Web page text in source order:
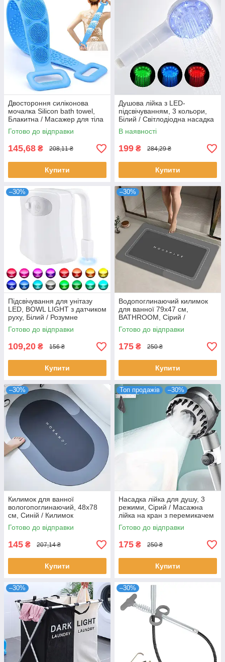
Двостороння силіконова
мочалка Silicon bath towel,
Блакитна / Масажер для тіла
/ Мочалка з ручками
Готово до відправки
145,68 ₴ 208,11 ₴
Купити
Душова лійка з LED-
підсвічуванням, 3 кольори,
Білий / Світлодіодна насадка
для душу / Душова лійка /
Насадка для душу
В наявності
199 ₴ 284,29 ₴
Купити
–30%
Підсвічування для унітазу
LED, BOWL LIGHT з датчиком
руху, Білий / Розумне
різнокольорове підсвічування
для унітазу
Готово до відправки
109,20 ₴ 156 ₴
Купити
–30%
Водопоглинаючий килимок
для ванної 79х47 см,
BATHROOM, Сірий /
Антиковзний килимок у ванну
Готово до відправки
175 ₴ 250 ₴
Купити
–30%
Килимок для ванної
вологопоглинаючий, 48х78
см, Синій / Килимок
антиковзний у ванну /
Килимок на гумовій основі
Готово до відправки
145 ₴ 207,14 ₴
Купити
Топ продажів –30%
Насадка лійка для душу, 3
режими, Сірий / Масажна
лійка на кран з перемикачем
/ Турбо лійка з обертанням
на 360°
Готово до відправки
175 ₴ 250 ₴
Купити
–30% –30%